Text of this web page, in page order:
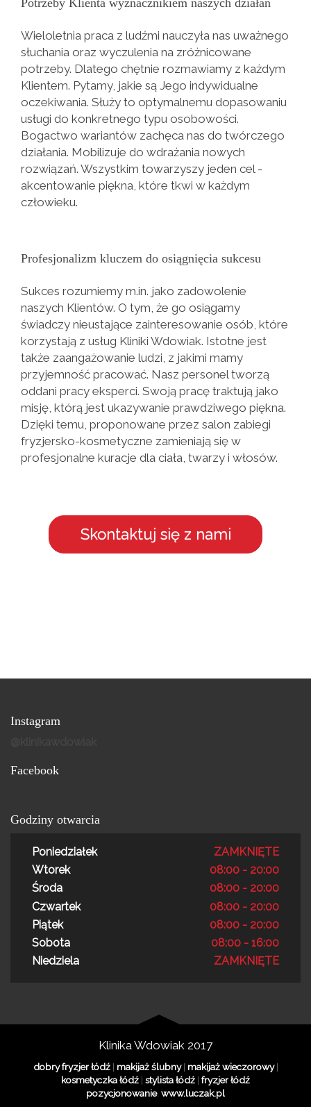
Potrzeby Klienta wyznacznikiem naszych działań
Wieloletnia praca z ludźmi nauczyła nas uważnego
słuchania oraz wyczulenia na zróżnicowane
potrzeby. Dlatego chętnie rozmawiamy z każdym
Klientem. Pytamy, jakie są Jego indywidualne
oczekiwania. Służy to optymalnemu dopasowaniu
usługi do konkretnego typu osobowości.
Bogactwo wariantów zachęca nas do twórczego
działania. Mobilizuje do wdrażania nowych
rozwiązań. Wszystkim towarzyszy jeden cel -
akcentowanie piękna, które tkwi w każdym
człowieku.
Profesjonalizm kluczem do osiągnięcia sukcesu
Sukces rozumiemy m.in. jako zadowolenie
naszych Klientów. O tym, że go osiągamy
świadczy nieustające zainteresowanie osób, które
korzystają z usług Kliniki Wdowiak. Istotne jest
także zaangażowanie ludzi, z jakimi mamy
przyjemność pracować. Nasz personel tworzą
oddani pracy eksperci. Swoją pracę traktują jako
misję, którą jest ukazywanie prawdziwego piękna.
Dzięki temu, proponowane przez salon zabiegi
fryzjersko-kosmetyczne zamieniają się w
profesjonalne kuracje dla ciała, twarzy i włosów.
Skontaktuj się z nami
Instagram
Facebook
Godziny otwarcia
Poniedziałek
ZAMKNIĘTE
Wtorek
08:00 - 20:00
Środa
08:00 - 20:00
Czwartek
08:00 - 20:00
Piątek
08:00 - 20:00
Sobota
08:00 - 16:00
Niedziela
ZAMKNIĘTE
Klinika Wdowiak 2017
dobry fryzjer łódź| makijaż ślubny| makijaż wieczorowy|
kosmetyczka łódź | stylista łódź | fryzjer łódź
pozycjonowanie: www.luczak.pl